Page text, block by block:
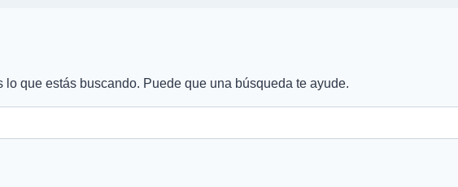
lo que estás buscando. Puede que una búsqueda te ayude.